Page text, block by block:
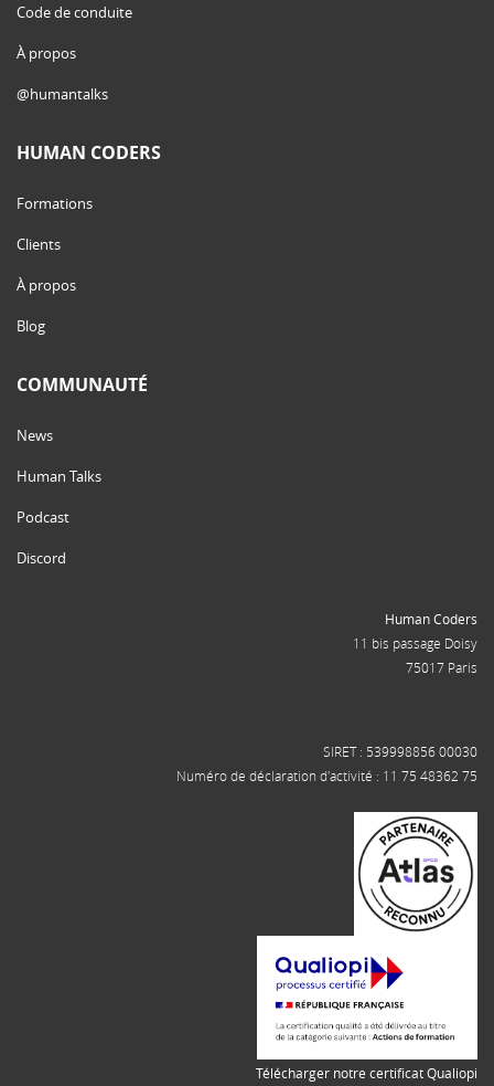
Code de conduite
À propos
@humantalks
HUMAN CODERS
Formations
Clients
À propos
Blog
COMMUNAUTÉ
News
Human Talks
Podcast
Discord
Human Coders
11 bis passage Doisy
75017 Paris
SIRET : 539998856 00030
Numéro de déclaration d'activité : 11 75 48362 75
Télécharger notre certificat Qualiopi